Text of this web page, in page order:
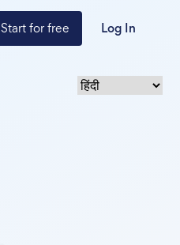
Start for free Log In